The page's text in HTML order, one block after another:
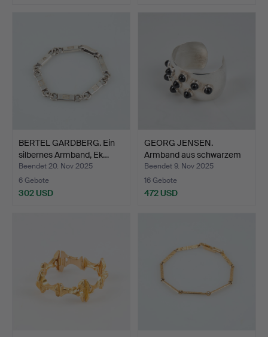
BERTEL GARDBERG. Ein
silbernes Armband, Ek…
Beendet 20. Nov 2025
6 Gebote
302 USD
GEORG JENSEN.
Armband aus schwarzem
Onyx i…
Beendet 9. Nov 2025
16 Gebote
472 USD